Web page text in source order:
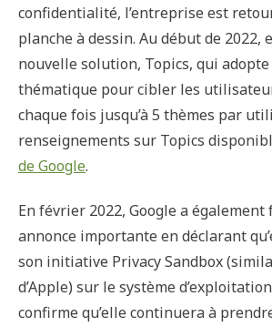
confidentialité, l’entreprise est
planche à dessin. Au début de 2022,
nouvelle solution, Topics, qui
thématique pour cibler les
chaque fois jusqu’à 5 thèmes par
renseignements sur Topics
de Google.
En février 2022, Google a
annonce importante en déclarant
son initiative Privacy Sandbox
d’Apple) sur le système
confirme qu’elle continuera à